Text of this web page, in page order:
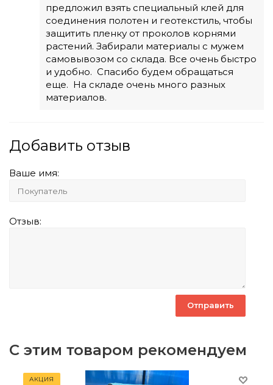
предложил взять специальный клей для
соединения полотен и геотекстиль, чтобы
защитить пленку от проколов корнями
растений. Забирали материалы с мужем
самовывозом со склада. Все очень быстро
и удобно. Спасибо будем обращаться
еще. На складе очень много разных
материалов.
Добавить отзыв
Ваше имя:
Отзыв:
С этим товаром рекомендуем
АКЦИЯ